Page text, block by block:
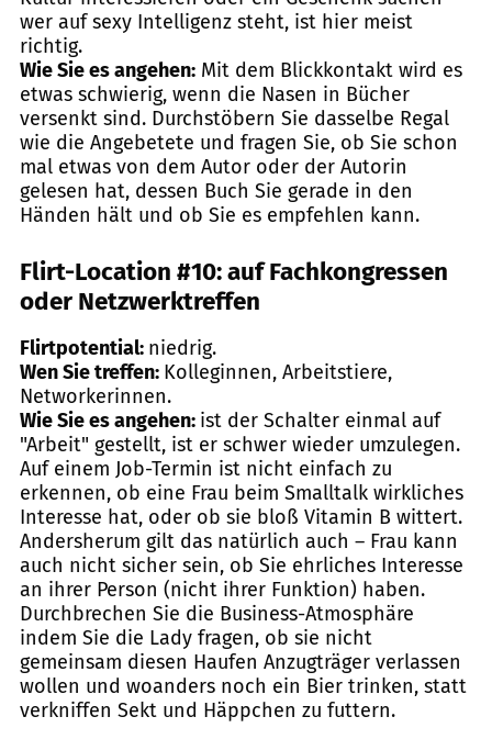
wer auf sexy Intelligenz steht, ist hier meist
richtig.
Wie Sie es angehen: Mit dem Blickkontakt wird es
etwas schwierig, wenn die Nasen in Bücher
versenkt sind. Durchstöbern Sie dasselbe Regal
wie die Angebetete und fragen Sie, ob Sie schon
mal etwas von dem Autor oder der Autorin
gelesen hat, dessen Buch Sie gerade in den
Händen hält und ob Sie es empfehlen kann.
Flirt-Location #10: auf Fachkongressen
oder Netzwerktreffen
Flirtpotential: niedrig.
Wen Sie treffen: Kolleginnen, Arbeitstiere,
Networkerinnen.
Wie Sie es angehen: ist der Schalter einmal auf
"Arbeit" gestellt, ist er schwer wieder umzulegen.
Auf einem Job-Termin ist nicht einfach zu
erkennen, ob eine Frau beim Smalltalk wirkliches
Interesse hat, oder ob sie bloß Vitamin B wittert.
Andersherum gilt das natürlich auch – Frau kann
auch nicht sicher sein, ob Sie ehrliches Interesse
an ihrer Person (nicht ihrer Funktion) haben.
Durchbrechen Sie die Business-Atmosphäre
indem Sie die Lady fragen, ob sie nicht
gemeinsam diesen Haufen Anzugträger verlassen
wollen und woanders noch ein Bier trinken, statt
verkniffen Sekt und Häppchen zu futtern.